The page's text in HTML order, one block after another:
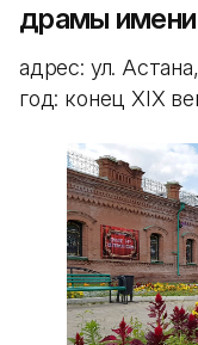
драмы имени
адрес: ул.
год: конец XIX